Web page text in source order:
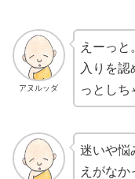
アヌルッダ
えーっ
入りを認
っとし
迷いや悩
えがなか